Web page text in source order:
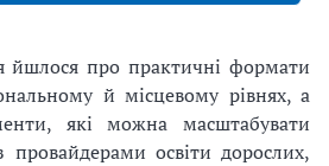
йшлося про практичні формати
й місцевому рівнях, а
які можна масштабувати
провайдерами освіти дорослих,